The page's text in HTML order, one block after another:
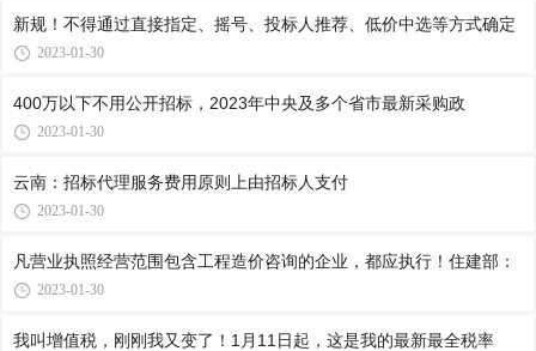
新规！不得通过直接指定、摇号、投标人推荐、低价中选等方式确定
2023-01-30
400万以下不用公开招标，2023年中央及多个省市最新采购政
2023-01-30
云南：招标代理服务费用原则上由招标人支付
2023-01-30
凡营业执照经营范围包含工程造价咨询的企业，都应执行！住建部：
2023-01-30
我叫增值税，刚刚我又变了！1月11日起，这是我的最新最全税率